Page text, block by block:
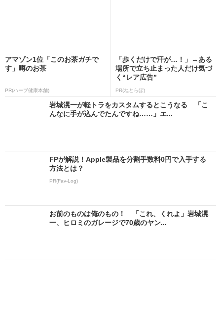
アマゾン1位「このお茶ガチで
す」噂のお茶
PR(ハーブ健康本舗)
「歩くだけで汗が…！」→ある
場所で立ち止まった人だけ気づ
く“レア広告”
PR(ねとらぼ)
岩城滉一が軽トラをカスタムするとこうなる 「こ
んなに手が込んでたんですね……」エ...
FPが解説！Apple製品を分割手数料0円で入手する
方法とは？
PR(Fav-Log)
お前のものは俺のもの！ 「これ、くれよ」岩城滉
一、ヒロミのガレージで70歳のヤン...